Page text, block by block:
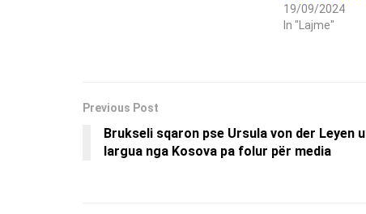
19/09/2024
In "Lajme"
Previous Post
Brukseli sqaron pse Ursula von der Leyen u
largua nga Kosova pa folur për media